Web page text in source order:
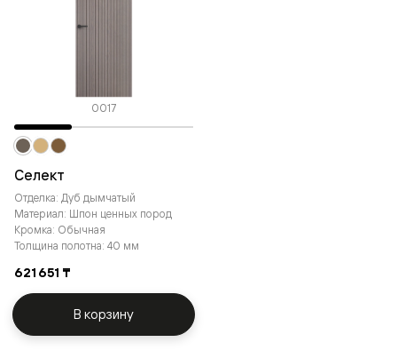
0017
Селект
Отделка: Дуб дымчатый
Материал: Шпон ценных пород
Кромка: Обычная
Толщина полотна: 40 мм
621 651 ₸
В корзину